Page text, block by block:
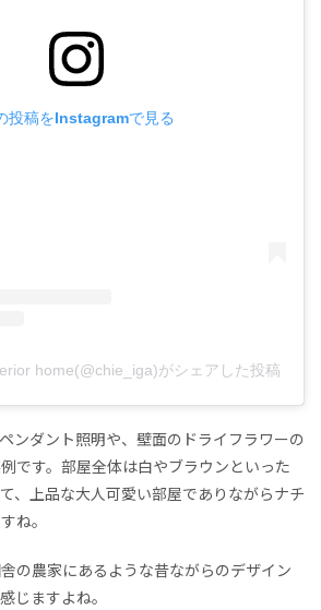
投稿をInstagramで見る
home(@chie_iga)がシェアした投稿
ンダント照明や、壁面のドライフラワーの
です。部屋全体は白やブラウンといった
、上品な大人可愛い部屋でありながらナチ
ね。
の農家にあるような昔ながらのデザイン
じますよね。